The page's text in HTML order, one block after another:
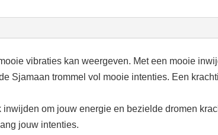
vibraties kan weergeven. Met een mooie
Sjamaan trommel vol mooie intenties. Een
om jouw energie en bezielde dromen
jouw intenties.